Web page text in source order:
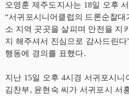
오영훈 제주도지사는 18일 오후
“서귀포시니어클럽의 드론순찰대
소 지역 곳곳을 살피며 안전을 지
지 해주셔서 진심으로 감사드린
행동에 경의를 표했다.
지난 15일 오후 4시경 서귀포시니
김찬부, 윤현숙 씨가 서귀포시 서